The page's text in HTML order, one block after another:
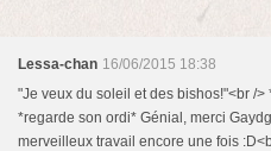
Lessa-chan 16/06/2015 18:38
"Je veux du soleil et des bishos!"<br /
*regarde son ordi* Génial, merci
merveilleux travail encore une fois